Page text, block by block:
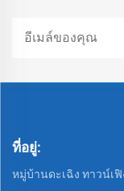
ที่อยู่:
หมู่บ้านดะเฉิง ทาวน์เฟิ